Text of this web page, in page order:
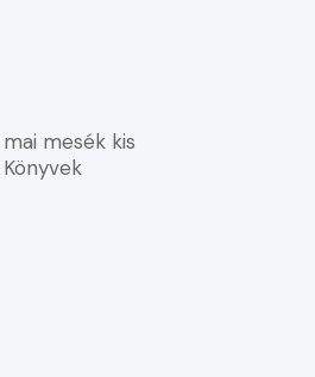
mai mesék kis
Könyvek